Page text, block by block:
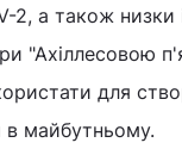
2, а також
"Ахіллесовою
для
в майбутньому.